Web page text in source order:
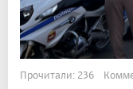
Прочитали: 236